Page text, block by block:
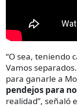
“O sea, teniendo
Vamos
para ganarle a
pendejos para
realidad”, señaló